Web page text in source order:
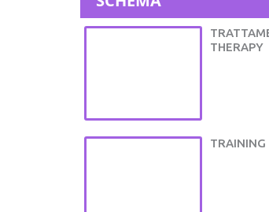
THERAPY
TRAINING